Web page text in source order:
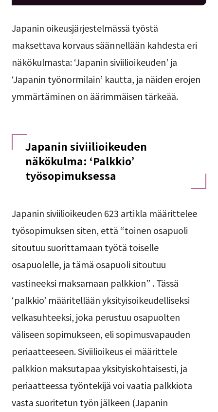
Japanin oikeusjärjestelmässä työstä
maksettava korvaus säännellään kahdesta eri
näkökulmasta: ‘Japanin siviilioikeuden’ ja
‘Japanin työnormilain’ kautta, ja näiden erojen
ymmärtäminen on äärimmäisen tärkeää.
Japanin siviilioikeuden
näkökulma: ‘Palkkio’
työsopimuksessa
Japanin siviilioikeuden 623 artikla määrittelee
työsopimuksen siten, että “toinen osapuoli
sitoutuu suorittamaan työtä toiselle
osapuolelle, ja tämä osapuoli sitoutuu
vastineeksi maksamaan palkkion” . Tässä
‘palkkio’ määritellään yksityisoikeudelliseksi
velkasuhteeksi, joka perustuu osapuolten
väliseen sopimukseen, eli sopimusvapauden
periaatteeseen. Siviilioikeus ei määrittele
palkkion maksutapaa yksityiskohtaisesti, ja
periaatteessa työntekijä voi vaatia palkkiota
vasta suoritetun työn jälkeen (Japanin